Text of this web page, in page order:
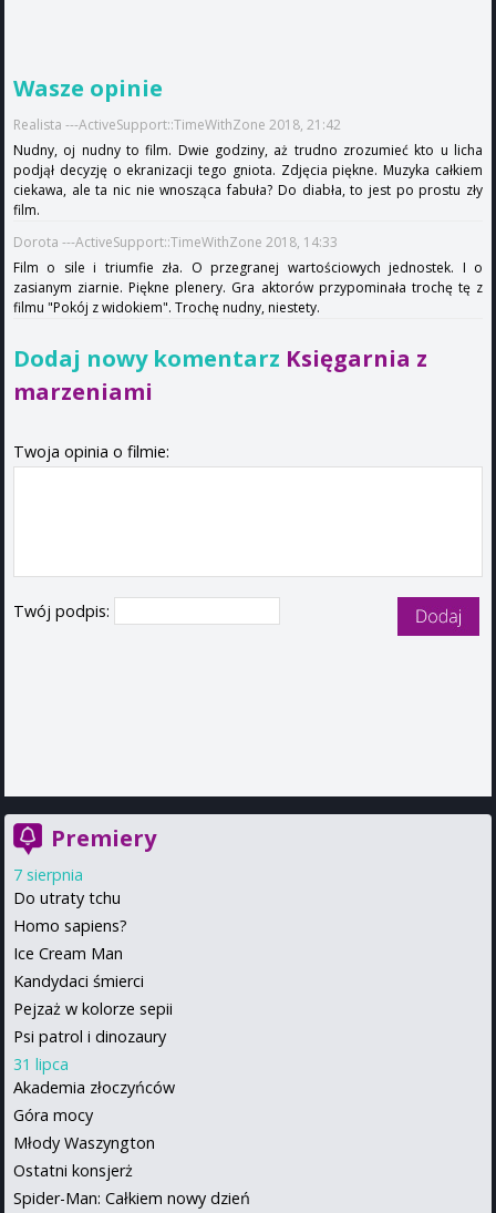
Wasze opinie
Realista ---ActiveSupport::TimeWithZone 2018, 21:42
Nudny, oj nudny to film. Dwie godziny, aż trudno zrozumieć kto u licha
podjął decyzję o ekranizacji tego gniota. Zdjęcia piękne. Muzyka całkiem
ciekawa, ale ta nic nie wnosząca fabuła? Do diabła, to jest po prostu zły
film.
Dorota ---ActiveSupport::TimeWithZone 2018, 14:33
Film o sile i triumfie zła. O przegranej wartościowych jednostek. I o
zasianym ziarnie. Piękne plenery. Gra aktorów przypominała trochę tę z
filmu "Pokój z widokiem". Trochę nudny, niestety.
Dodaj nowy komentarz Księgarnia z
marzeniami
Twoja opinia o filmie:
Twój podpis:
Premiery
7 sierpnia
Do utraty tchu
Homo sapiens?
Ice Cream Man
Kandydaci śmierci
Pejzaż w kolorze sepii
Psi patrol i dinozaury
31 lipca
Akademia złoczyńców
Góra mocy
Młody Waszyngton
Ostatni konsjerż
Spider-Man: Całkiem nowy dzień